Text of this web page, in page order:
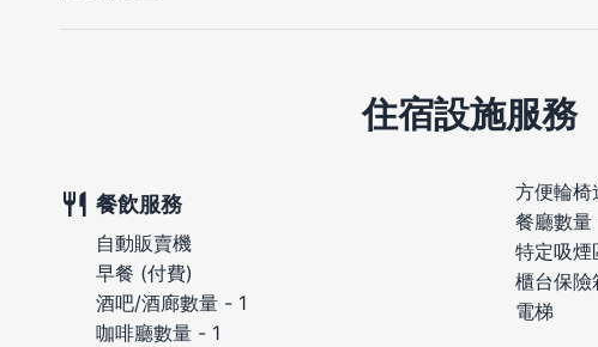
住宿設施服務
餐飲服務
自動販賣機
早餐 (付費)
酒吧/酒廊數量 - 1
咖啡廳數量 - 1
方便輪椅
餐廳數
特定吸煙
櫃台保險
電梯